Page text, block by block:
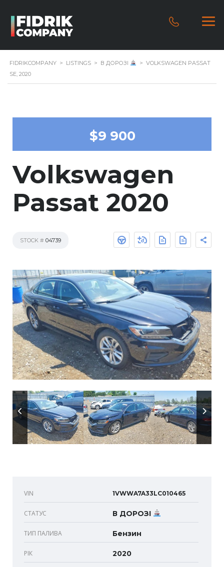
FIDRIKCOMPANY > LISTINGS > В ДОРОЗІ > VOLKSWAGEN PASSAT
SE, 2020
$9 900
Volkswagen
Passat 2020
STOCK # 04739
VIN 1VWWA7A33LC010465
СТАТУС В ДОРОЗІ
ТИП ПАЛИВА Бензин
РІК 2020